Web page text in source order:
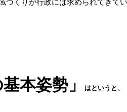
本姿勢」 はというと、